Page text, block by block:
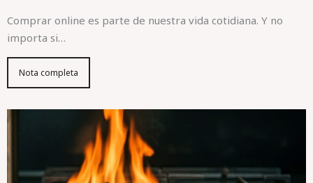
Comprar online es parte de nuestra vida cotidiana. Y no
importa si…
Nota completa